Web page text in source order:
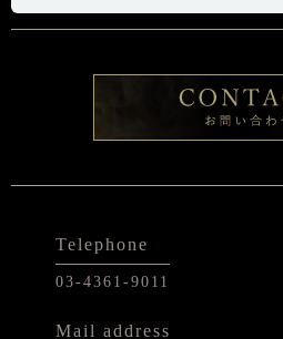
Telephone
03-4361-9011
Mail address